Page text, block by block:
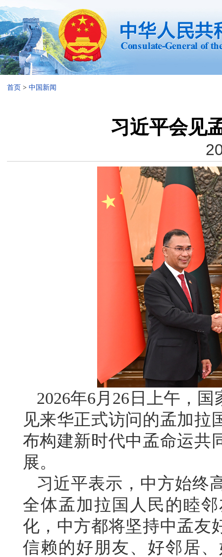
首页 > 中国新闻
习近平会见
2026年6月26日上午，
见来华正式访问的孟加拉
布构建新时代中孟命运共
展。
习近平表示，中方始终
全体孟加拉国人民的睦
化，中方都将坚持中孟友
信赖的好朋友、好邻居